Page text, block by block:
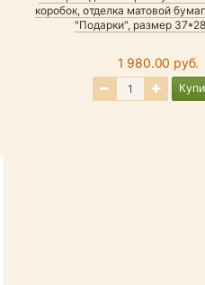
коробок, отделка матовой
"Подарки", размер
1 980.00 руб.